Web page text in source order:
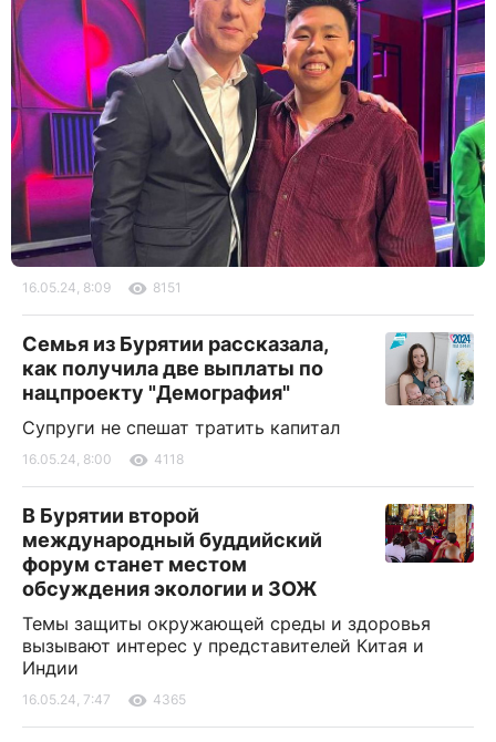
16.05.24, 8:09 8151
Семья из Бурятии рассказала,
как получила две выплаты по
нацпроекту "Демография"
Супруги не спешат тратить капитал
16.05.24, 8:00 4118
В Бурятии второй
международный буддийский
форум станет местом
обсуждения экологии и ЗОЖ
Темы защиты окружающей среды и здоровья
вызывают интерес у представителей Китая и
Индии
16.05.24, 7:47 4365